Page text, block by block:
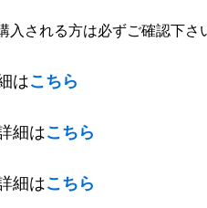
入される方は必ずご確認下さ
はこちら
細はこちら
細はこちら